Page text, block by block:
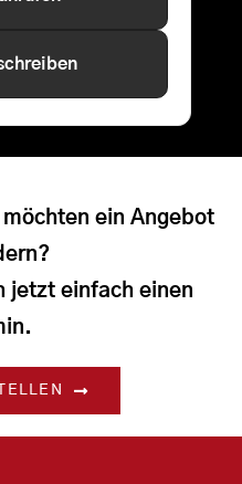
ein Angebot
jetzt einfach einen